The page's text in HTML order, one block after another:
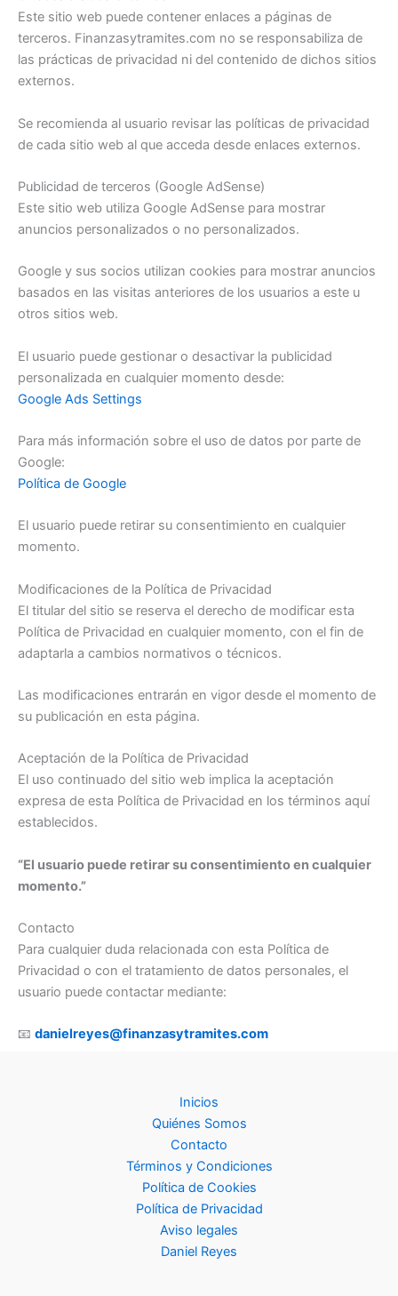
Este sitio web puede contener enlaces a páginas de
terceros. Finanzasytramites.com no se responsabiliza de
las prácticas de privacidad ni del contenido de dichos sitios
externos.
Se recomienda al usuario revisar las políticas de privacidad
de cada sitio web al que acceda desde enlaces externos.
Publicidad de terceros (Google AdSense)
Este sitio web utiliza Google AdSense para mostrar
anuncios personalizados o no personalizados.
Google y sus socios utilizan cookies para mostrar anuncios
basados en las visitas anteriores de los usuarios a este u
otros sitios web.
El usuario puede gestionar o desactivar la publicidad
personalizada en cualquier momento desde:
Google Ads Settings
Para más información sobre el uso de datos por parte de
Google:
Política de Google
El usuario puede retirar su consentimiento en cualquier
momento.
Modificaciones de la Política de Privacidad
El titular del sitio se reserva el derecho de modificar esta
Política de Privacidad en cualquier momento, con el fin de
adaptarla a cambios normativos o técnicos.
Las modificaciones entrarán en vigor desde el momento de
su publicación en esta página.
Aceptación de la Política de Privacidad
El uso continuado del sitio web implica la aceptación
expresa de esta Política de Privacidad en los términos aquí
establecidos.
“El usuario puede retirar su consentimiento en cualquier
momento.”
Contacto
Para cualquier duda relacionada con esta Política de
Privacidad o con el tratamiento de datos personales, el
usuario puede contactar mediante:
📧 danielreyes@finanzasytramites.com
Inicios
Quiénes Somos
Contacto
Términos y Condiciones
Política de Cookies
Política de Privacidad
Aviso legales
Daniel Reyes